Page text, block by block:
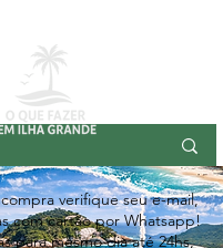
verifique seu e-mail,
com cartão por Whatsapp!
para mesmo dia até 24hs,